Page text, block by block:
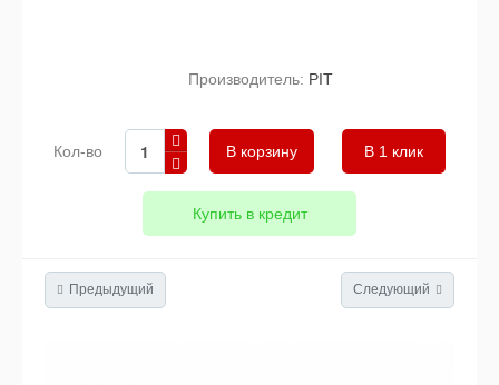
Производитель: PIT
Кол-во В 1 клик
Купить в кредит
Предыдущий Следующий